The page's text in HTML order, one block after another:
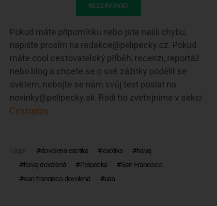
REZERVOVAT
Pokud máte připomínku nebo jste našli chybu,
napište prosím na redakce@pelipecky.cz. Pokud
máte cool cestovatelský příběh, recenzi, reportáž
nebo blog a chcete se o své zážitky podělit se
světem, nebojte se nám svůj text poslat na
novinky@pelipecky.sk. Rádi ho zveřejníme v sekci
Cestopisy.
Tags: dovolena exotika exotika
havaj
havaj dovolená
Pelipecka
San Francisco
san francisco dovolená
usa